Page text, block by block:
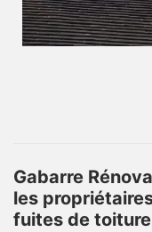
Gabarre
les
fuites de